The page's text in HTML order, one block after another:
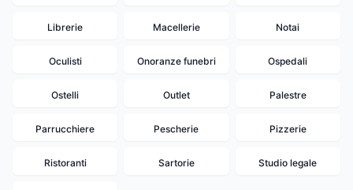
Librerie Macellerie Notai
Oculisti Onoranze funebri Ospedali
Ostelli Outlet Palestre
Parrucchiere Pescherie Pizzerie
Ristoranti Sartorie Studio legale